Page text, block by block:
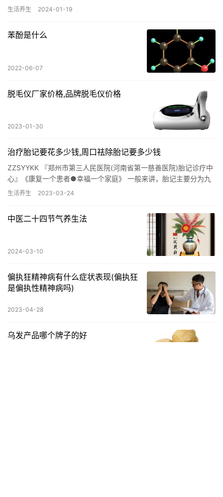
追求高端品质，还是走亲民路线。这样，你的宣传内容才能与你的
生活养生 2024-01-19
苯酚是什么
2022-06-07
脱毛仪厂家价格,品牌脱毛仪价格
2023-01-30
治疗胎记要花多少钱,周口祛除胎记要多少钱
ZZSYYKK 『郑州市第三人民医院(河南省第一慈善医院)胎记诊疗中
心』《康复一个患者●幸福一个家庭》 一般来讲，胎记主要分为九
种，有蒙古斑、咖啡牛奶斑、太田痣、色素痣、毛痣、皮脂…
生活养生 2023-03-24
中医二十四节气养生法
2024-03-10
偏执狂精神病有什么症状表现(偏执狂
是偏执性精神病吗)
2023-04-28
乌发产品哪个牌子的好